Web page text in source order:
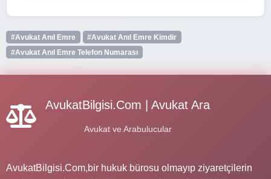
#Avukat Anıl Emre
#Avukat Anıl Emre Kimdir
#Avukat Anıl Emre Telefon Numarası
AvukatBilgisi.Com | Avukat Ara
Avukat ve Arabulucular
AvukatBilgisi.Com,bir hukuk bürosu olmayıp ziyaretçilerin